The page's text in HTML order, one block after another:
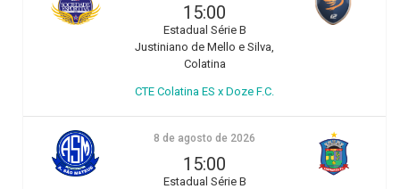
15:00
Estadual Série B
Justiniano de Mello e Silva,
Colatina
CTE Colatina ES x Doze F.C.
8 de agosto de 2026
15:00
Estadual Série B